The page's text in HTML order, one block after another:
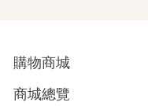
購物商城
商城總覽